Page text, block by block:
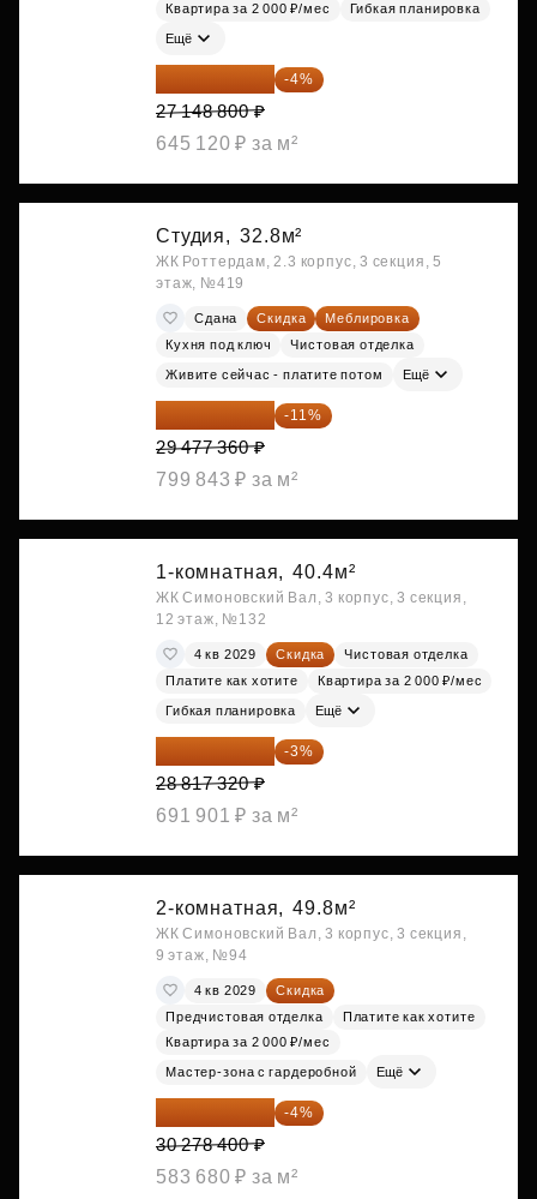
Квартира за 2 000 ₽/мес Гибкая планировка
Ещё
26 062 848 ₽ -4%
27 148 800 ₽
645 120 ₽ за м²
Студия, 32.8м²
ЖК Роттердам, 2.3 корпус, 3 секция, 5
этаж, №419
Сдана Скидка
Меблировка
Кухня под ключ
Чистовая отделка
Живите сейчас - платите потом Ещё
26 234 850 ₽ -11%
29 477 360 ₽
799 843 ₽ за м²
1-комнатная, 40.4м²
ЖК Симоновский Вал, 3 корпус, 3 секция,
12 этаж, №132
4 кв 2029 Скидка
Чистовая отделка
Платите как хотите
Квартира за 2 000 ₽/мес
Гибкая планировка Ещё
27 952 800 ₽ -3%
28 817 320 ₽
691 901 ₽ за м²
2-комнатная, 49.8м²
ЖК Симоновский Вал, 3 корпус, 3 секция,
9 этаж, №94
4 кв 2029
Скидка
Предчистовая отделка
Платите как хотите
Квартира за 2 000 ₽/мес
Мастер-зона с гардеробной Ещё
29 067 264 ₽ -4%
30 278 400 ₽
583 680 ₽ за м²